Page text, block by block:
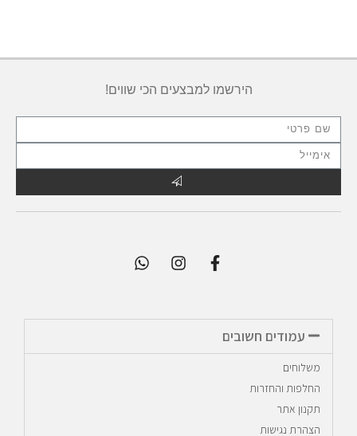
הירשמו למבצעים הכי שווים!
עמודים חשובים
משלוחים
החלפות והחזרות
תקנון אתר
הצהרת נגישות